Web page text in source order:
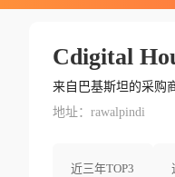
Cdigital
来自巴基斯坦的采购
地址：rawalpindi
近三年TOP3